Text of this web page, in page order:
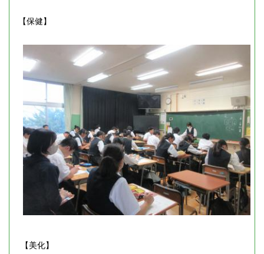
【保健】
【美化】